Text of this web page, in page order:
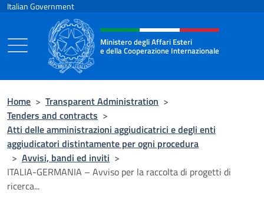
Go to content
Italian Government
Header, social and menu of the
Ministero degli Affari Esteri
e della Cooperazione Internazionale
Home > Transparent Administration >
Tenders and contracts >
Atti delle amministrazioni aggiudicatrici e degli enti
aggiudicatori distintamente per ogni procedura
> Avvisi, bandi ed inviti >
ITALIA-GERMANIA – Avviso per la raccolta di progetti di
ricerca...